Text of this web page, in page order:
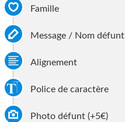
Famille
Message / Nom défunt
Alignement
Police de caractère
Photo défunt (+5€)